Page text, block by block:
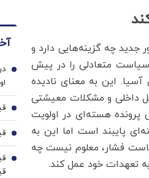
جدید چه گزینه‌هایی دارد و
متعادلی را در پیش
این به معنای نادیده
داخلی و مشکلات معیشتی
هسته‌ای در اولویت
پایبند است اما این به
فشار، معلوم نیست چه
تعهدات خود عمل کند.
1
2
3
4